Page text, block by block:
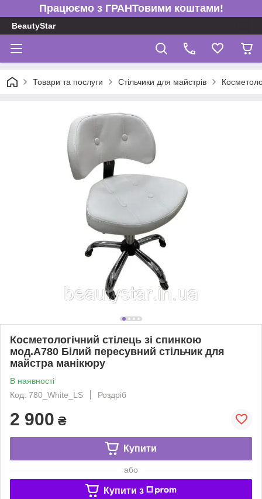
Працюємо з ГРАНТовими коштами!
BeautyStar
Товари та послуги Стільчики для майстрів
Косметологічний стілець зі спинкою
мод.А780 Білий пересувний стільчик для
майстра манікюру
В наявності
Код: 780_White_LS
Роздріб
2 900 ₴
Купити
або
Купити з